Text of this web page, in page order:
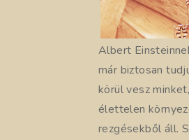
Albert
már biztosan
körül vesz
élettelen
rezgésekből áll.